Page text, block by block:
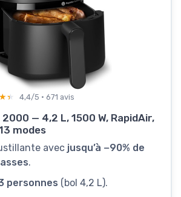
4,4/5 · 671 avis
— 4,2 L, 1500 W, RapidAir,
modes
avec jusqu’à −90% de
.
personnes (bol 4,2 L).